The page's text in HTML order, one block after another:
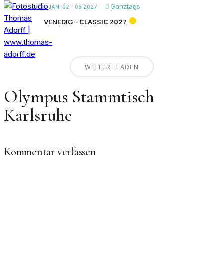
JAN. 02 - 05 2027
Ganztags
VENEDIG – CLASSIC 2027
WEITERE LADEN
Olympus Stammtisch
Karlsruhe
Kommentar verfassen